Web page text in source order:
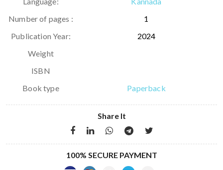
Number of pages :
1
Publication Year:
2024
Weight
ISBN
Book type
Paperback
Share It
100% SECURE PAYMENT